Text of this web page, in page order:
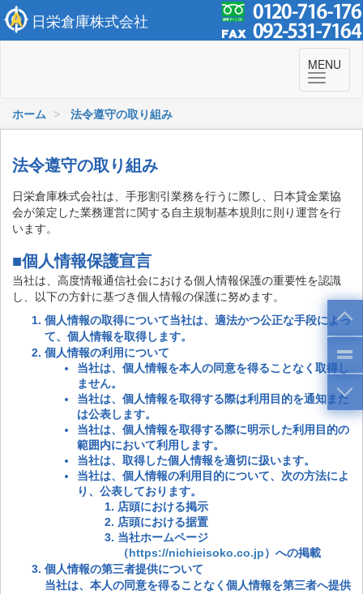
日栄倉庫株式会社
MENU
ホーム 法令遵守の取り組み
法令遵守の取り組み
日栄倉庫株式会社は、手形割引業務を行うに際し、日本貸金業協
会が策定した業務運営に関する自主規制基本規則に則り運営を行
います。
■個人情報保護宣言
当社は、高度情報通信社会における個人情報保護の重要性を認識
し、以下の方針に基づき個人情報の保護に努めます。
個人情報の取得について当社は、適法かつ公正な手段によっ
て、個人情報を取得します。
個人情報の利用について
当社は、個人情報を本人の同意を得ることなく取得し
ません。
当社は、個人情報を取得する際は利用目的を通知また
は公表します。
当社は、個人情報を取得する際に明示した利用目的の
範囲内において利用します。
当社は、取得した個人情報を適切に扱います。
当社は、個人情報の利用目的について、次の方法によ
り、公表しております。
店頭における掲示
店頭における据置
当社ホームページ
（https://nichieisoko.co.jp）への掲載
個人情報の第三者提供について
当社は、本人の同意を得ることなく個人情報を第三者へ提供